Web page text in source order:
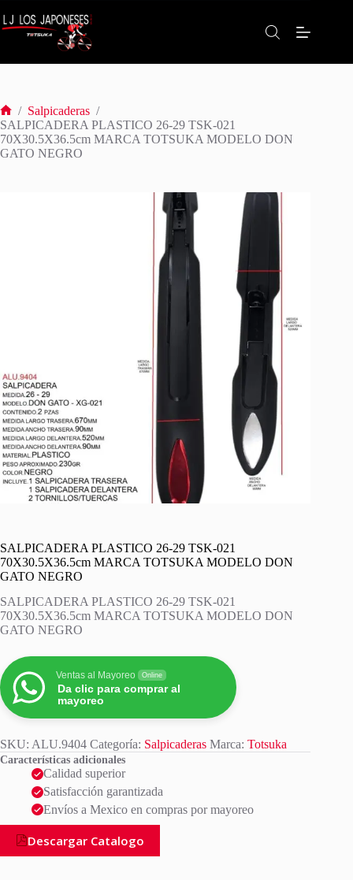
al
contenido
Inicio
/ Salpicaderas /
SALPICADERA PLASTICO 26-29 TSK-021
70X30.5X36.5cm MARCA TOTSUKA MODELO DON
GATO NEGRO
SALPICADERA PLASTICO 26-29 TSK-021
70X30.5X36.5cm MARCA TOTSUKA MODELO DON
GATO NEGRO
SALPICADERA PLASTICO 26-29 TSK-021
70X30.5X36.5cm MARCA TOTSUKA MODELO DON
GATO NEGRO
Ventas al Mayoreo Online
Da clic para comprar al
mayoreo
SKU: ALU.9404 Categoría: Salpicaderas Marca: Totsuka
Características adicionales
Calidad superior
Satisfacción garantizada
Envíos a Mexico en compras por mayoreo
Descargar Catalogo